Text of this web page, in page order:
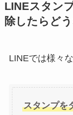
LINEスタン
除したらど
LINEでは様々
スタンプを